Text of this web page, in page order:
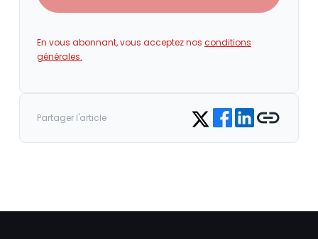
En vous abonnant, vous acceptez nos conditions
générales.
Partager l'article Share on Twitter
Share on Facebook
Share on LinkedIn
Copy link